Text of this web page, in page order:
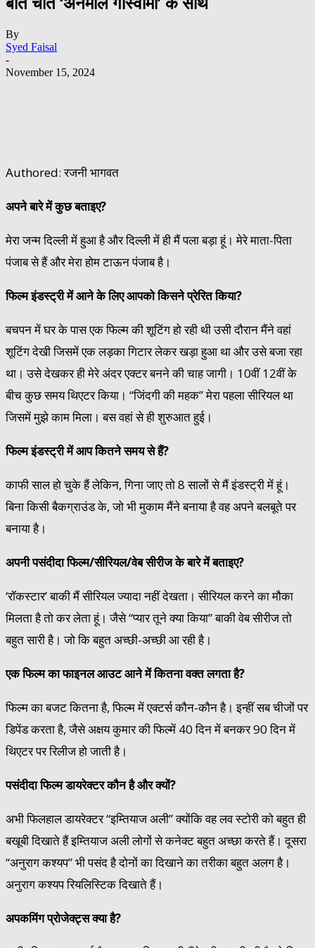
By
Syed Faisal
-
November 15, 2024
Authored: रजनी भागवत
अपने बारे में कुछ बताइए?
मेरा जन्म दिल्ली में हुआ है और दिल्ली में ही मैं पला बड़ा हूं। मेरे माता-पिता
पंजाब से हैं और मेरा होम टाऊन पंजाब है।
फिल्म इंडस्ट्री में आने के लिए आपको किसने प्रेरित किया?
बचपन में घर के पास एक फिल्म की शूटिंग हो रही थी उसी दौरान मैंने वहां
शूटिंग देखी जिसमें एक लड़का गिटार लेकर खड़ा हुआ था और उसे बजा रहा
था। उसे देखकर ही मेरे अंदर एक्टर बनने की चाह जागी। 10वीं 12वीं के
बीच कुछ समय थिएटर किया। “जिंदगी की महक” मेरा पहला सीरियल था
जिसमें मुझे काम मिला। बस वहां से ही शुरुआत हुई।
फिल्म इंडस्ट्री में आप कितने समय से हैं?
काफी साल हो चुके हैं लेकिन, गिना जाए तो 8 सालों से मैं इंडस्ट्री में हूं।
बिना किसी बैकग्राउंड के, जो भी मुकाम मैंने बनाया है वह अपने बलबूते पर
बनाया है।
अपनी पसंदीदा फिल्म/सीरियल/वेब सीरीज के बारे में बताइए?
‘रॉकस्टार’ बाकी मैं सीरियल ज्यादा नहीं देखता। सीरियल करने का मौका
मिलता है तो कर लेता हूं। जैसे “प्यार तूने क्या किया” बाकी वेब सीरीज तो
बहुत सारी है। जो कि बहुत अच्छी-अच्छी आ रही है।
एक फिल्म का फाइनल आउट आने में कितना वक्त लगता है?
फिल्म का बजट कितना है, फिल्म में एक्टर्स कौन-कौन है। इन्हीं सब चीजों पर
डिपेंड करता है, जैसे अक्षय कुमार की फिल्में 40 दिन में बनकर 90 दिन में
थिएटर पर रिलीज हो जाती है।
पसंदीदा फिल्म डायरेक्टर कौन है और क्यों?
अभी फिलहाल डायरेक्टर “इम्तियाज अली” क्योंकि वह लव स्टोरी को बहुत ही
बखूबी दिखाते हैं इम्तियाज अली लोगों से कनेक्ट बहुत अच्छा करते हैं। दूसरा
“अनुराग कश्यप” भी पसंद है दोनों का दिखाने का तरीका बहुत अलग है।
अनुराग कश्यप रियलिस्टिक दिखाते हैं।
अपकमिंग प्रोजेक्ट्स क्या है?